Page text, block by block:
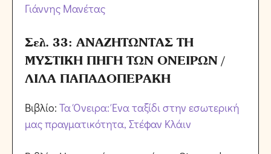
Γιάννης Μανέτας
Σελ. 33: ΑΝΑΖΗΤΩΝΤΑΣ ΤΗ
ΜΥΣΤΙΚΗ ΠΗΓΗ ΤΩΝ ΟΝΕΙΡΩΝ /
ΛΙΛΑ ΠΑΠΑΔΟΠΕΡΑΚΗ
Βιβλίο:Τα Όνειρα: Ένα ταξίδι στην εσωτερική
μας πραγματικότητα, Στέφαν Κλάιν